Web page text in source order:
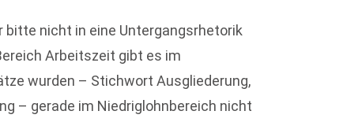
bitte nicht in eine Untergangsrhetorik
Arbeitszeit gibt es im
wurden – Stichwort Ausgliederung,
– gerade im Niedriglohnbereich nicht